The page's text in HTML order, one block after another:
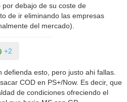
debajo de su coste de
de ir eliminando las empresas
del mercado).
+2
defienda esto, pero justo ahi fallas.
COD en PS+/Now. Es decir, que
de condiciones ofreciendo el